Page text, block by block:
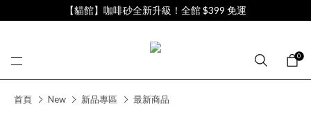
【貓館】咖啡砂全新升級！全館 $399 免運
0
首頁 New 新品專區 最新商品